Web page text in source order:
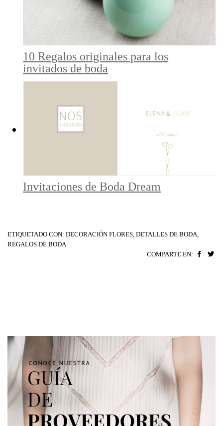
10 Regalos originales para los
invitados de boda
Invitaciones de Boda Dream
ETIQUETADO CON: DECORACIÓN FLORES, DETALLES DE BODA,
REGALOS DE BODA
COMPARTE EN: